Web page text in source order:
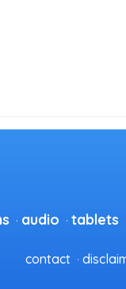
audio tablets
contact